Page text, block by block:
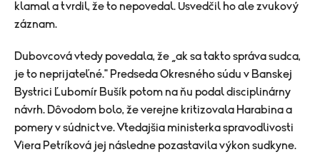
klamal a tvrdil, že to nepovedal. Usvedčil ho ale zvukový
záznam.
Dubovcová vtedy povedala, že „ak sa takto správa sudca,
je to neprijateľné." Predseda Okresného súdu v Banskej
Bystrici Ľubomír Bušík potom na ňu podal disciplinárny
návrh. Dôvodom bolo, že verejne kritizovala Harabina a
pomery v súdnictve. Vtedajšia ministerka spravodlivosti
Viera Petríková jej následne pozastavila výkon sudkyne.